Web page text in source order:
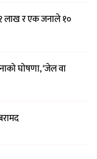
लाख र एक जनाले १०
घोषणा, ‘जेल वा